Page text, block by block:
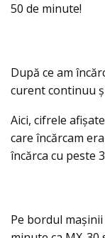
50 de minute!
După ce am
curent continuu
Aici, cifrele
care încărcam
încărca cu peste
Pe bordul mașinii